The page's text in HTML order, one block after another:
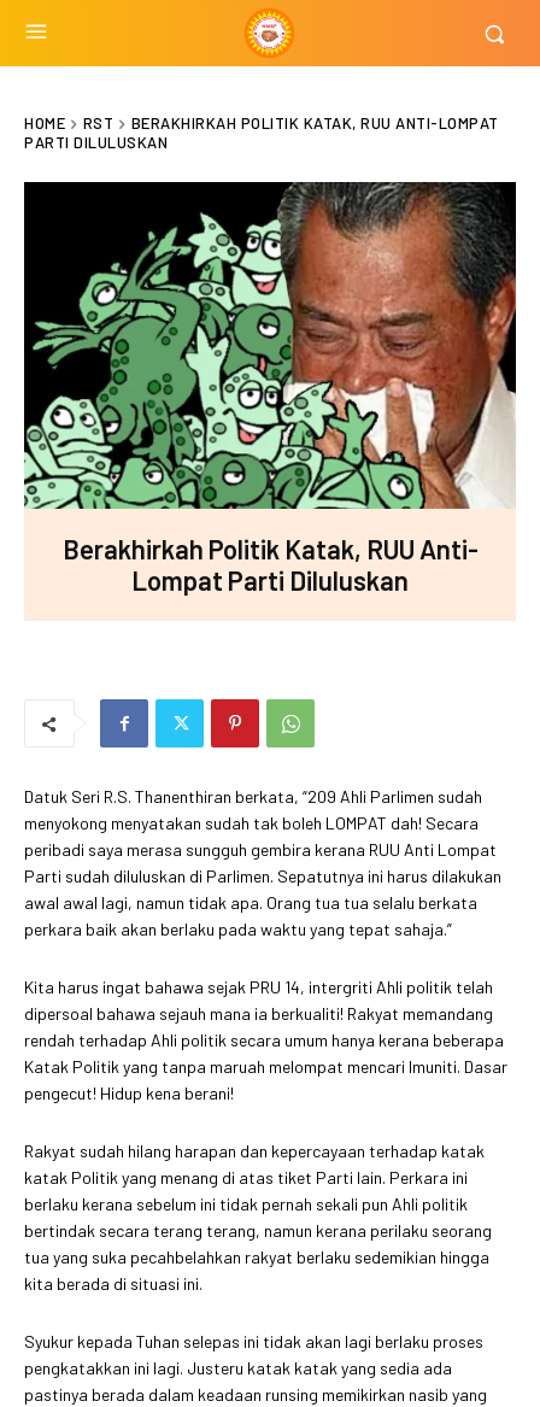
HOME RST
BERAKHIRKAH POLITIK KATAK, RUU ANTI-LOMPAT
PARTI DILULUSKAN
Berakhirkah Politik Katak, RUU Anti-
Lompat Parti Diluluskan
Datuk Seri R.S. Thanenthiran berkata, “209 Ahli Parlimen sudah
menyokong menyatakan sudah tak boleh LOMPAT dah! Secara
peribadi saya merasa sungguh gembira kerana RUU Anti Lompat
Parti sudah diluluskan di Parlimen. Sepatutnya ini harus dilakukan
awal awal lagi, namun tidak apa. Orang tua tua selalu berkata
perkara baik akan berlaku pada waktu yang tepat sahaja.”
Kita harus ingat bahawa sejak PRU 14, intergriti Ahli politik telah
dipersoal bahawa sejauh mana ia berkualiti! Rakyat memandang
rendah terhadap Ahli politik secara umum hanya kerana beberapa
Katak Politik yang tanpa maruah melompat mencari Imuniti. Dasar
pengecut! Hidup kena berani!
Rakyat sudah hilang harapan dan kepercayaan terhadap katak
katak Politik yang menang di atas tiket Parti lain. Perkara ini
berlaku kerana sebelum ini tidak pernah sekali pun Ahli politik
bertindak secara terang terang, namun kerana perilaku seorang
tua yang suka pecahbelahkan rakyat berlaku sedemikian hingga
kita berada di situasi ini.
Syukur kepada Tuhan selepas ini tidak akan lagi berlaku proses
pengkatakkan ini lagi. Justeru katak katak yang sedia ada
pastinya berada dalam keadaan runsing memikirkan nasib yang